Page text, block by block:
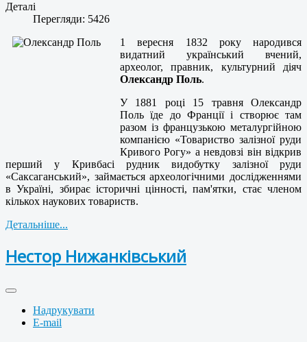
Деталі
Перегляди: 5426
1 вересня 1832 року народився
видатний український вчений,
археолог, правник, культурний діяч
Олександр Поль.
У 1881 році 15 травня Олександр
Поль їде до Франції і створює там
разом із французькою металургійною
компанією «Товариство залізної руди
Кривого Рогу» а невдовзі він відкрив
перший у Кривбасі рудник видобутку залізної руди
«Саксаганський», займається археологічними дослідженнями
в Україні, збирає історичні цінності, пам'ятки, стає членом
кількох наукових товариств.
Детальніше...
Нестор Нижанківський
Надрукувати
E-mail